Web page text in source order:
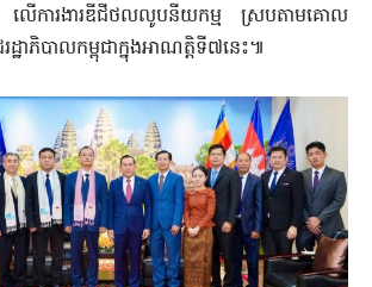
លើការងារឌីជីថលលូបនីយកម្ម ស្របតាមគោល
ឋាភិបាលកម្ពុជាក្នុងអាណត្តិទី៧នេះ៕